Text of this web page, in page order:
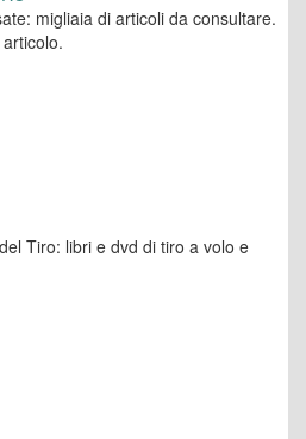
migliaia di articoli da consultare.
Tiro: libri e dvd di tiro a volo e